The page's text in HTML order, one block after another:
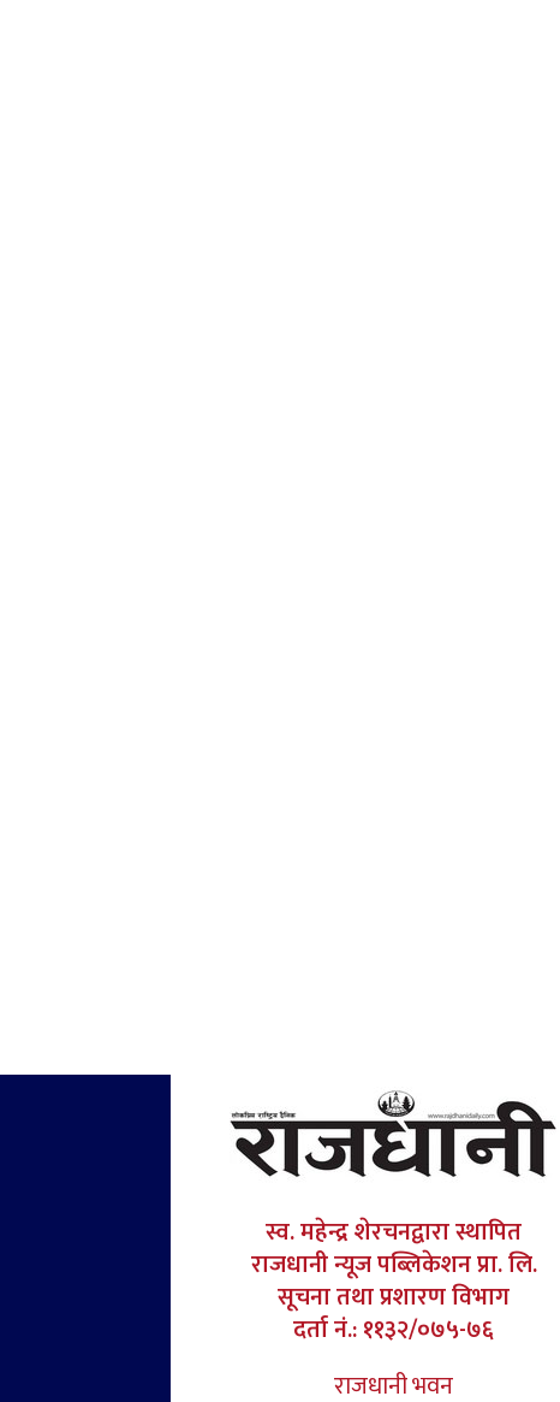
स्व. महेन्द्र शेरचनद्वारा स्थापित
राजधानी न्यूज पब्लिकेशन प्रा. लि.
सूचना तथा प्रशारण विभाग
दर्ता नं.: ११३२/०७५-७६
राजधानी भवन